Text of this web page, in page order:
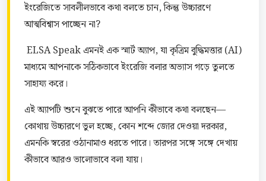
ইংরেজিতে সাবলীলভাবে কথা বলতে চান, কিন্তু উচ্চারণে
আত্মবিশ্বাস পাচ্ছেন না?
ELSA Speak এমনই এক স্মার্ট অ্যাপ, যা কৃত্রিম বুদ্ধিমত্তার (AI)
মাধ্যমে আপনাকে সঠিকভাবে ইংরেজি বলার অভ্যাস গড়ে তুলতে
সাহায্য করে।
এই অ্যাপটি শুনে বুঝতে পারে আপনি কীভাবে কথা বলছেন—
কোথায় উচ্চারণে ভুল হচ্ছে, কোন শব্দে জোর দেওয়া দরকার,
এমনকি স্বরের ওঠানামাও ধরতে পারে। তারপর সঙ্গে সঙ্গে দেখায়
কীভাবে আরও ভালোভাবে বলা যায়।